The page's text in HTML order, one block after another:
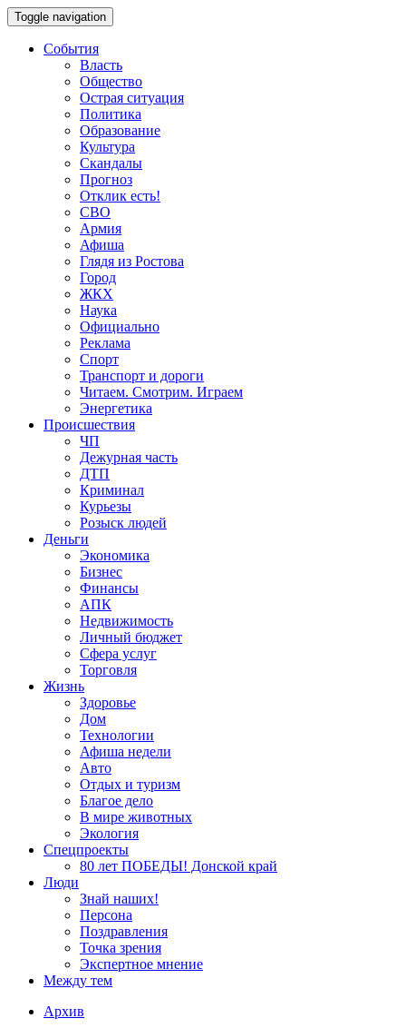
Toggle navigation
События
Власть
Общество
Острая ситуация
Политика
Образование
Культура
Скандалы
Прогноз
Отклик есть!
СВО
Армия
Афиша
Глядя из Ростова
Город
ЖКХ
Наука
Официально
Реклама
Спорт
Транспорт и дороги
Читаем. Смотрим. Играем
Энергетика
Происшествия
ЧП
Дежурная часть
ДТП
Криминал
Курьезы
Розыск людей
Деньги
Экономика
Бизнес
Финансы
АПК
Недвижимость
Личный бюджет
Сфера услуг
Торговля
Жизнь
Здоровье
Дом
Технологии
Афиша недели
Авто
Отдых и туризм
Благое дело
В мире животных
Экология
Спецпроекты
80 лет ПОБЕДЫ! Донской край
Люди
Знай наших!
Персона
Поздравления
Точка зрения
Экспертное мнение
Между тем
Архив